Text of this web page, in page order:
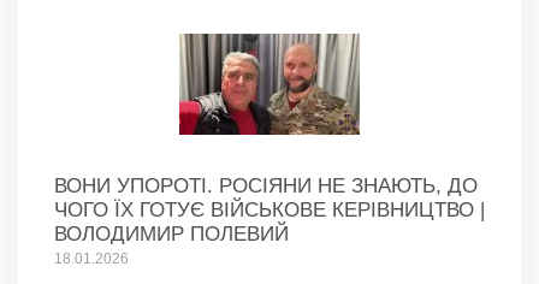
ВОНИ УПОРОТІ. РОСІЯНИ НЕ ЗНАЮТЬ, ДО
ЧОГО ЇХ ГОТУЄ ВІЙСЬКОВЕ КЕРІВНИЦТВО |
ВОЛОДИМИР ПОЛЕВИЙ
18.01.2026